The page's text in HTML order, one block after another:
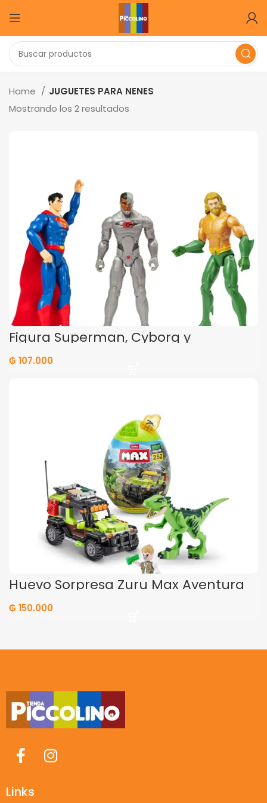
Home
JUGUETES PARA NENES
Mostrando los 2 resultados
Figura Superman, Cyborg y
Aquaman
₲ 107.000
Huevo Sorpresa Zuru Max Aventura
de Dinosaurios
₲ 150.000
Links